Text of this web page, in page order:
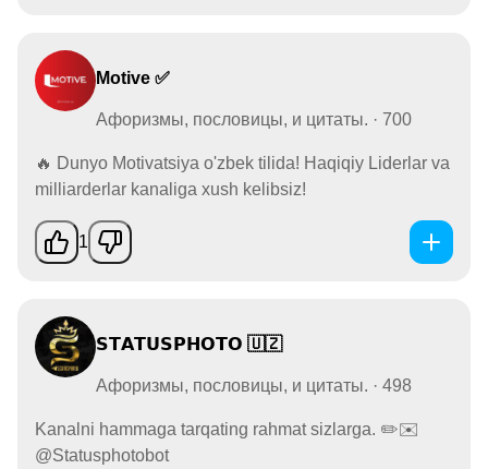
Motive ✅
Афоризмы, пословицы, и цитаты. · 700
🔥 Dunyo Motivatsiya o'zbek tilida! Haqiqiy Liderlar va
milliarderlar kanaliga xush kelibsiz!
1
𝗦𝗧𝗔𝗧𝗨𝗦𝗣𝗛𝗢𝗧𝗢 🇺🇿
Афоризмы, пословицы, и цитаты. · 498
Kanalni hammaga tarqating rahmat sizlarga. ✏️✉️
@Statusphotobot